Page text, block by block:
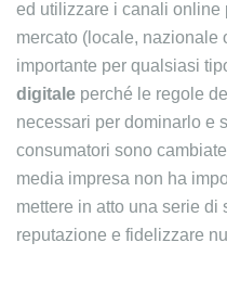
ed utilizzare i canali online
mercato (locale, nazionale
importante per qualsiasi
digitale perché le regole
necessari per dominarlo e
consumatori sono
media impresa non ha
mettere in atto una serie di
reputazione e fidelizzare